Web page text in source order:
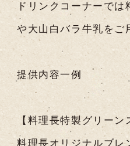
ドリンクコーナーで
や大山白バラ牛乳をご
提供内容一例
【料理長特製グリーン
料理長オリジナルブレ